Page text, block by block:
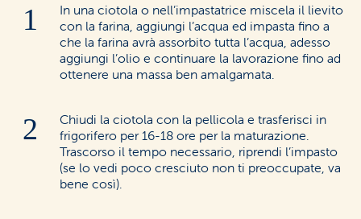
In una ciotola o nell’impastatrice miscela il lievito
con la farina, aggiungi l’acqua ed impasta fino a
che la farina avrà assorbito tutta l’acqua, adesso
aggiungi l’olio e continuare la lavorazione fino ad
ottenere una massa ben amalgamata.
Chiudi la ciotola con la pellicola e trasferisci in
frigorifero per 16-18 ore per la maturazione.
Trascorso il tempo necessario, riprendi l’impasto
(se lo vedi poco cresciuto non ti preoccupate, va
bene così).